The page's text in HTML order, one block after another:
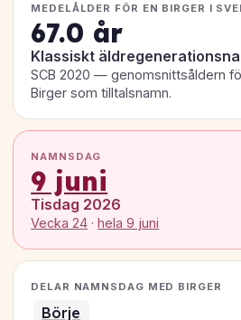
MEDELÅLDER FÖR EN BIRGER I
67.0 år
Klassiskt
SCB 2020 — genomsnittsåldern
Birger som tilltalsnamn.
NAMNSDAG
9 juni
Tisdag 2026
Vecka 24 ·hela 9 juni
DELAR NAMNSDAG MED BIRGER
Börje